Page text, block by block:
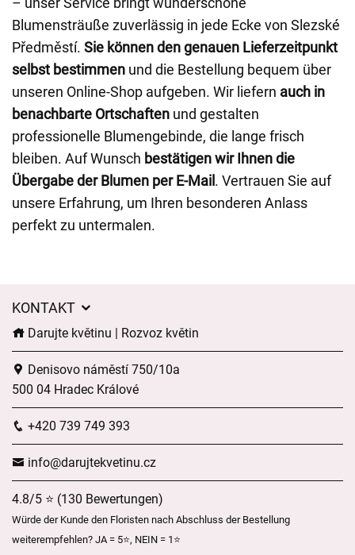
Blumensträuße zuverlässig in jede Ecke von Slezské
Předměstí. Sie können den genauen Lieferzeitpunkt
selbst bestimmen und die Bestellung bequem über
unseren Online-Shop aufgeben. Wir liefern auch in
benachbarte Ortschaften und gestalten
professionelle Blumengebinde, die lange frisch
bleiben. Auf Wunsch bestätigen wir Ihnen die
Übergabe der Blumen per E-Mail . Vertrauen Sie auf
unsere Erfahrung, um Ihren besonderen Anlass
perfekt zu untermalen.
KONTAKT
Darujte květinu | Rozvoz květin
Denisovo náměstí 750/10a
500 04 Hradec Králové
+420 739 749 393
info@darujtekvetinu.cz
4.8/5 ⭐ (130 Bewertungen)
Würde der Kunde den Floristen nach Abschluss der Bestellung
weiterempfehlen? JA = 5⭐, NEIN = 1⭐